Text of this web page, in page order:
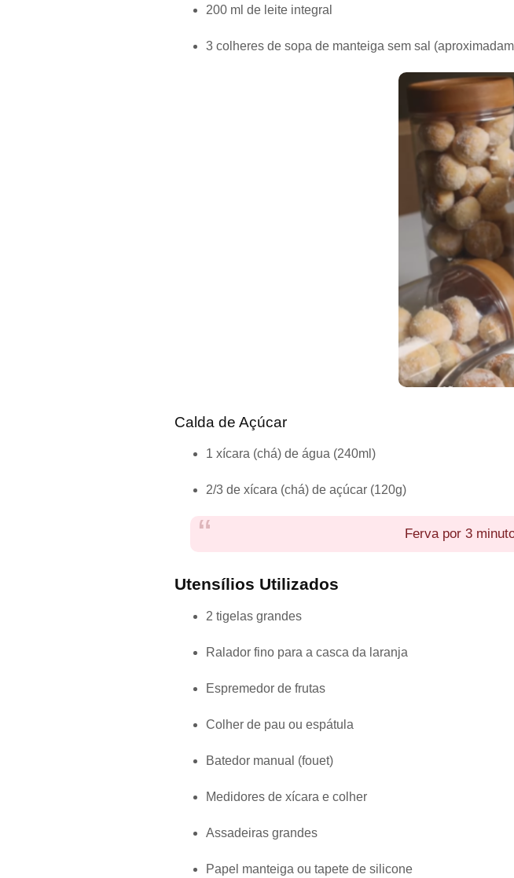
200 ml de leite integral
3 colheres de sopa de manteiga sem sal
Calda de Açúcar
1 xícara (chá) de água (240ml)
2/3 de xícara (chá) de açúcar (120g)
Ferva por 3
Utensílios Utilizados
2 tigelas grandes
Ralador fino para a casca da laranja
Espremedor de frutas
Colher de pau ou espátula
Batedor manual (fouet)
Medidores de xícara e colher
Assadeiras grandes
Papel manteiga ou tapete de silicone